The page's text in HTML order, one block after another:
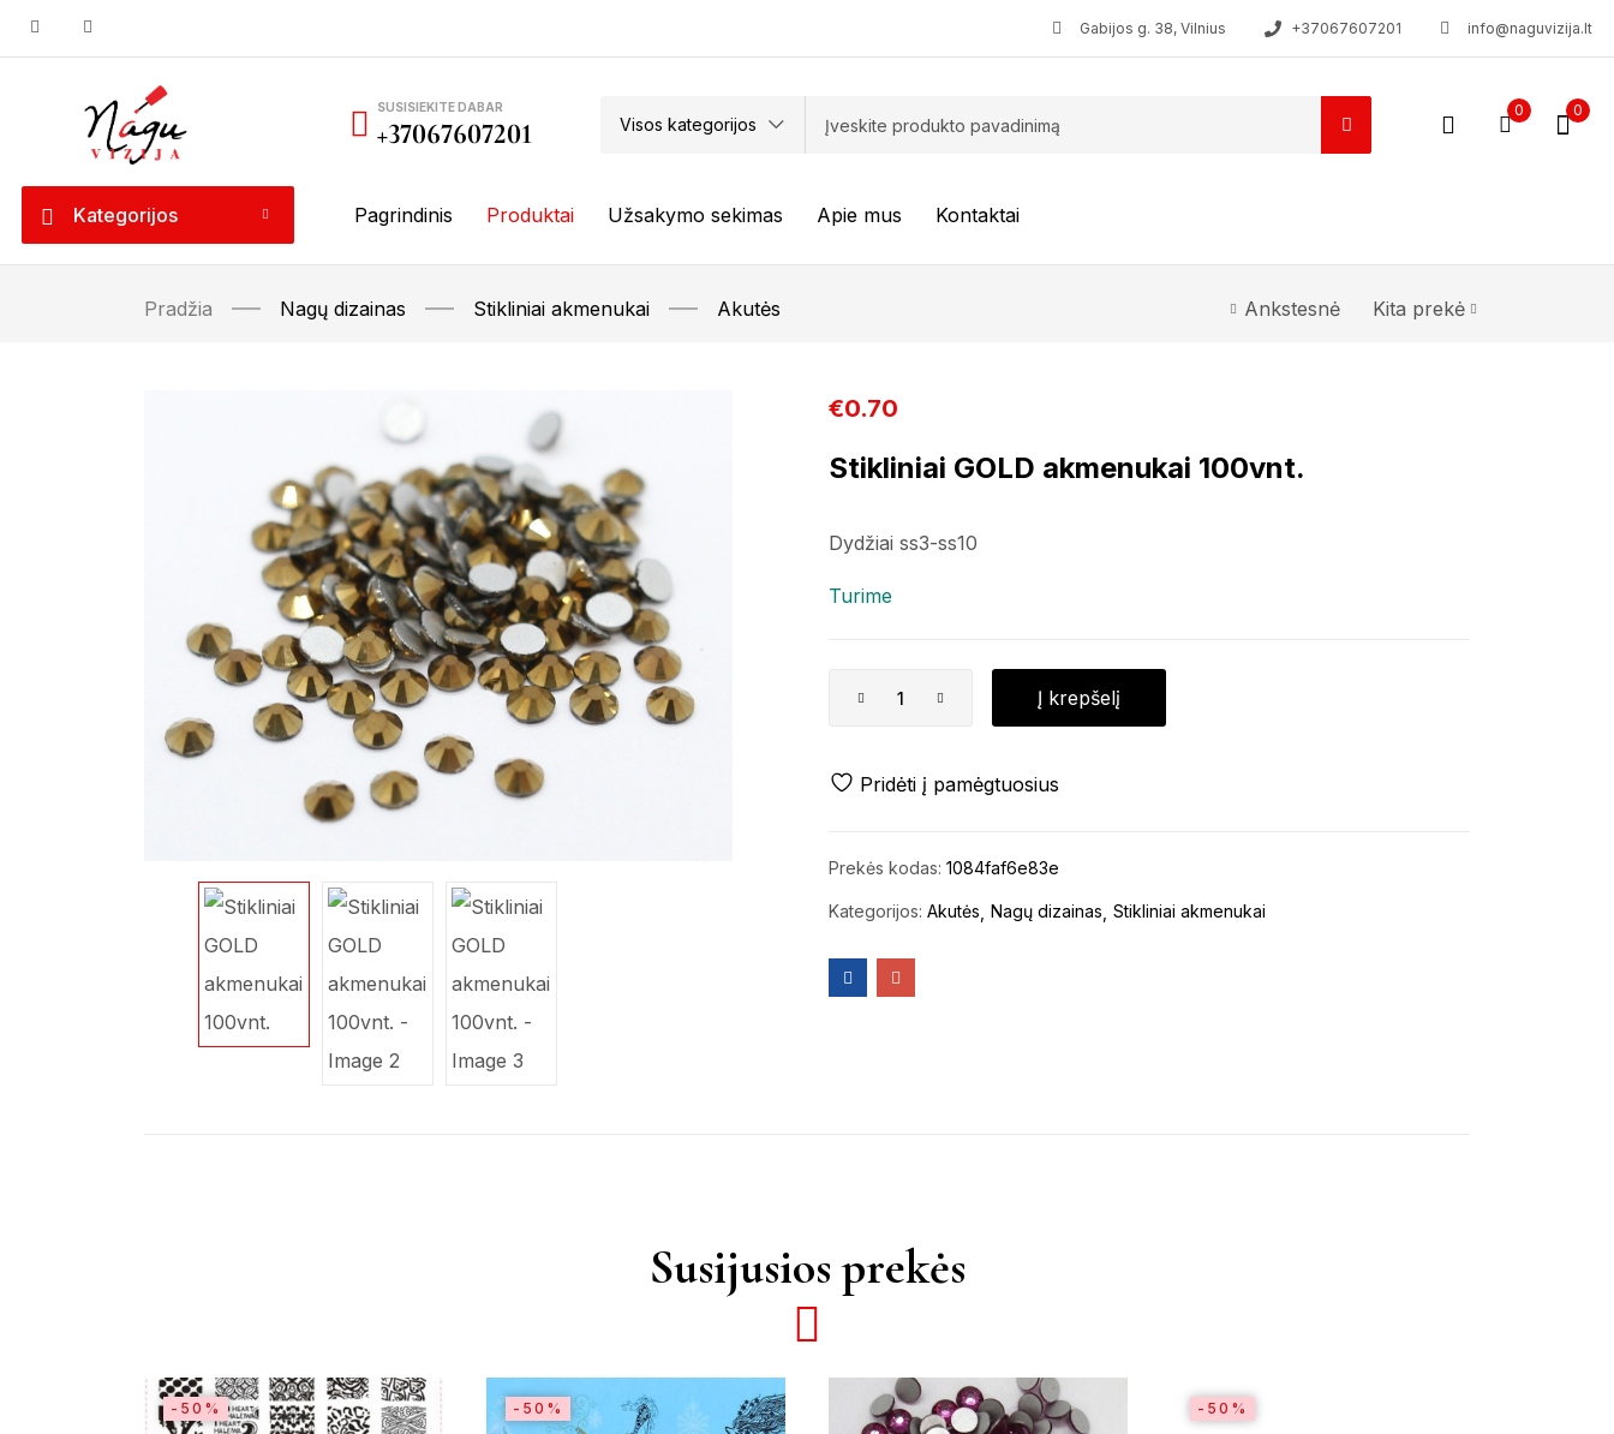
Gabijos g. 38, Vilnius +37067607201 info@naguvizija.lt
SUSISIEKITE DABAR
+37067607201 Visos kategorijos
0 0
Kategorijos Pagrindinis Produktai Užsakymo sekimas Apie mus Kontaktai
Pradžia Nagų dizainas Stikliniai akmenukai Akutės Ankstesnė Kita prekė
€0.70
Stikliniai GOLD akmenukai 100vnt.
Dydžiai ss3-ss10
Turime
Į krepšelį
Pridėti į pamėgtuosius
Prekės kodas: 1084faf6e83e
Kategorijos: Akutės Nagų dizainas Stikliniai akmenukai
Susijusios prekės
-50% -50% -50%